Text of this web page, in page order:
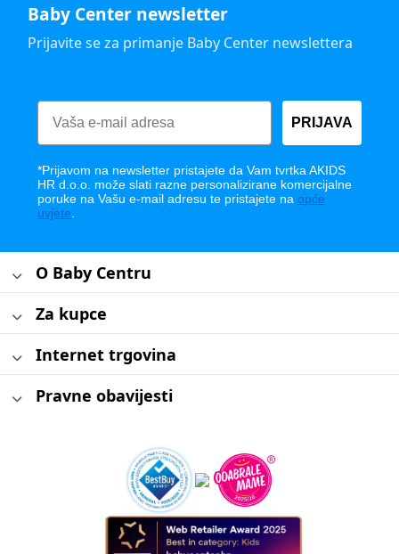
Baby Center newsletter
Prijavite se za primanje Baby Center newslettera
PRIJAVA
*Prijavom na newsletter pristajete da Vam tvrtka AKIDS
HR d.o.o. može slati razne personalizirane komercijalne
poruke na Vašu e-mail adresu te pristajete na opće
uvjete
O Baby Centru
Za kupce
Internet trgovina
Pravne obavijesti